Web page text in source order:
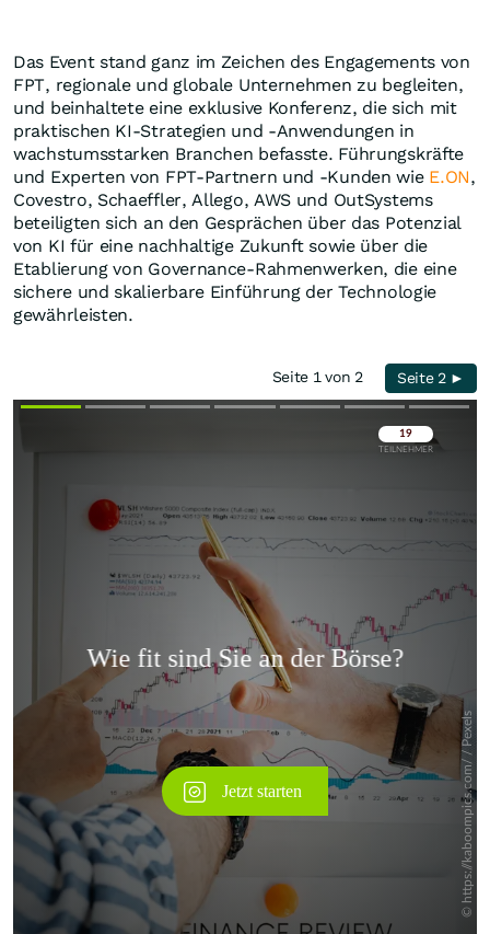
Das Event stand ganz im Zeichen des Engagements von
FPT, regionale und globale Unternehmen zu begleiten,
und beinhaltete eine exklusive Konferenz, die sich mit
praktischen KI-Strategien und -Anwendungen in
wachstumsstarken Branchen befasste. Führungskräfte
und Experten von FPT-Partnern und -Kunden wie E.ON,
Covestro, Schaeffler, Allego, AWS und OutSystems
beteiligten sich an den Gesprächen über das Potenzial
von KI für eine nachhaltige Zukunft sowie über die
Etablierung von Governance-Rahmenwerken, die eine
sichere und skalierbare Einführung der Technologie
gewährleisten.
Seite 1 von 2 Seite 2 ►
Überspringen